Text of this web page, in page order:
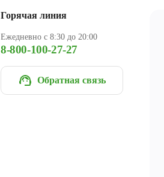
Горячая линия
Ежедневно с 8:30 до 20:00
8-800-100-27-27
Обратная связь